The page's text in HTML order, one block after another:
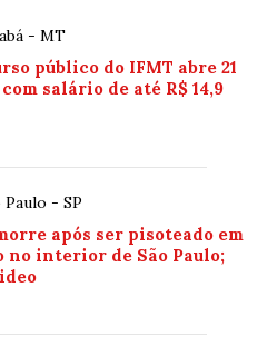
- MT
público do IFMT abre 21
salário de até R$ 14,9
Paulo - SP
após ser pisoteado em
no interior de São Paulo;